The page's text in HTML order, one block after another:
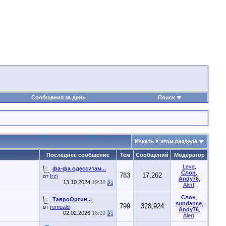
Сообщения за день Поиск
Искать в этом разделе
Последнее сообщение Тем Сообщений Модератор
фа-фа одесситам...
от Irzi
13.10.2024 19:38
783 17,262
Lexa,
Слон
Andy76,
Alert
ТавроОргии...
от romuald
02.02.2026 16:09
799 328,924
Слон
sundance,
Andy76,
Alert